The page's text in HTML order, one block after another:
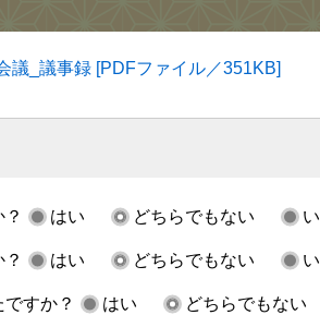
議_議事録 [PDFファイル／351KB]
はい どちらでもない
はい どちらでもない
すか？ はい どちらでもない